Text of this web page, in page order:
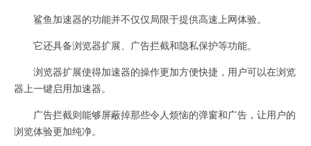
鲨鱼加速器的功能并不仅仅局限于提供高速上网体验。
它还具备浏览器扩展、广告拦截和隐私保护等功能。
浏览器扩展使得加速器的操作更加方便快捷，用户可以在浏览
器上一键启用加速器。
广告拦截则能够屏蔽掉那些令人烦恼的弹窗和广告，让用户的
浏览体验更加纯净。